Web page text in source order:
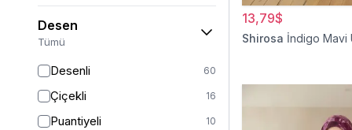
Viskon 17
Saten 15
Desen
Tümü
Desenli 60
Çiçekli 16
Puantiyeli 10
13,79$
Shirosa İndigo Mavi